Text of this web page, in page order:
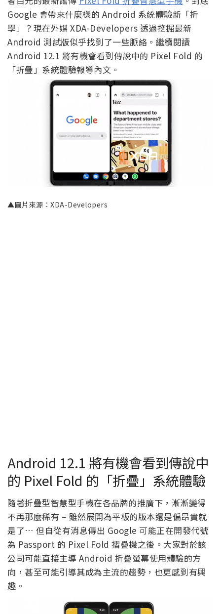
Google 會帶來什麼樣的 Android 系統體驗新「折
學」？現在外媒 XDA-Developers 透過挖掘最新
Android 測試版似乎找到了一些脈絡。繼續閱讀
Android 12.1 將有機會看到傳說中的 Pixel Fold 的
「折疊」系統體驗報導內文。
▲圖片來源：XDA-Developers
Android 12.1 將有機會看到傳說中
的 Pixel Fold 的「折疊」系統體驗
隨著折疊型智慧型手機在各品牌的推廣下，漸漸變得
不再那麼稀有 – 雖然展開為平板的版本還是偏昂貴就
是了… 但自從有消息傳出 Google 可能正在開發代號
為 Passport 的 Pixel Fold 摺疊機之後。大家對於該
公司可能直接主導 Android 折疊螢幕使用體驗的方
向，甚至可能引導其成為主流的趨勢，也更感到有興
趣。